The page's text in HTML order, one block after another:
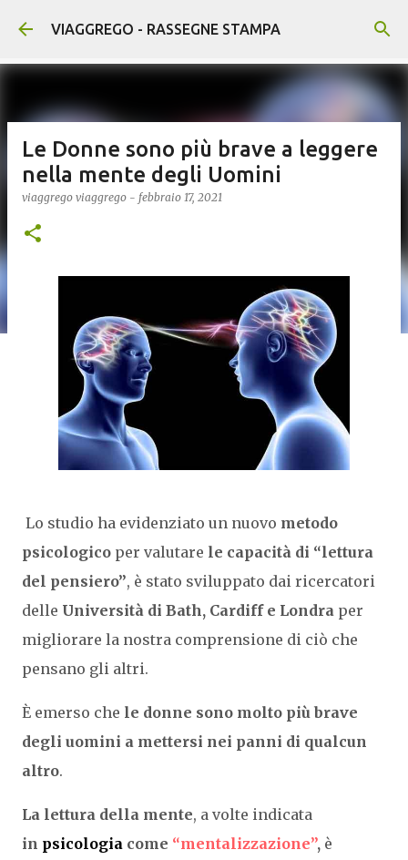
Passa ai contenuti principali
VIAGGREGO - RASSEGNE STAMPA
Le Donne sono più brave a leggere
nella mente degli Uomini
viaggrego viaggrego - febbraio 17, 2021
Lo studio ha evidenziato un nuovo metodo
psicologico per valutare le capacità di “lettura
del pensiero”, è stato sviluppato dai ricercatori
delle Università di Bath, Cardiff e Londra per
migliorare la nostra comprensione di ciò che
pensano gli altri.
È emerso che le donne sono molto più brave
degli uomini a mettersi nei panni di qualcun
altro.
La lettura della mente, a volte indicata
in psicologia come “mentalizzazione”, è